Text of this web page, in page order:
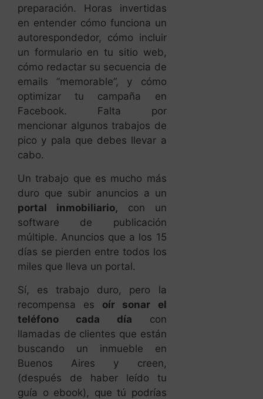
preparación. Horas invertidas
en entender cómo funciona un
autorespondedor, cómo incluir
un formulario en tu sitio web,
cómo redactar su secuencia de
emails “memorable”, y cómo
optimizar tu campaña en
Facebook. Falta por
mencionar algunos trabajos de
pico y pala que debes llevar a
cabo.
Un trabajo que es mucho más
duro que subir anuncios a un
portal inmobiliario, con un
software de publicación
múltiple. Anuncios que a los 15
días se pierden entre todos los
miles que lleva un portal.
Sí, es trabajo duro, pero la
recompensa es oír sonar el
teléfono cada día con
llamadas de clientes que están
buscando un inmueble en
Buenos Aires y creen,
(después de haber leído tu
guía o ebook), que tú podrías